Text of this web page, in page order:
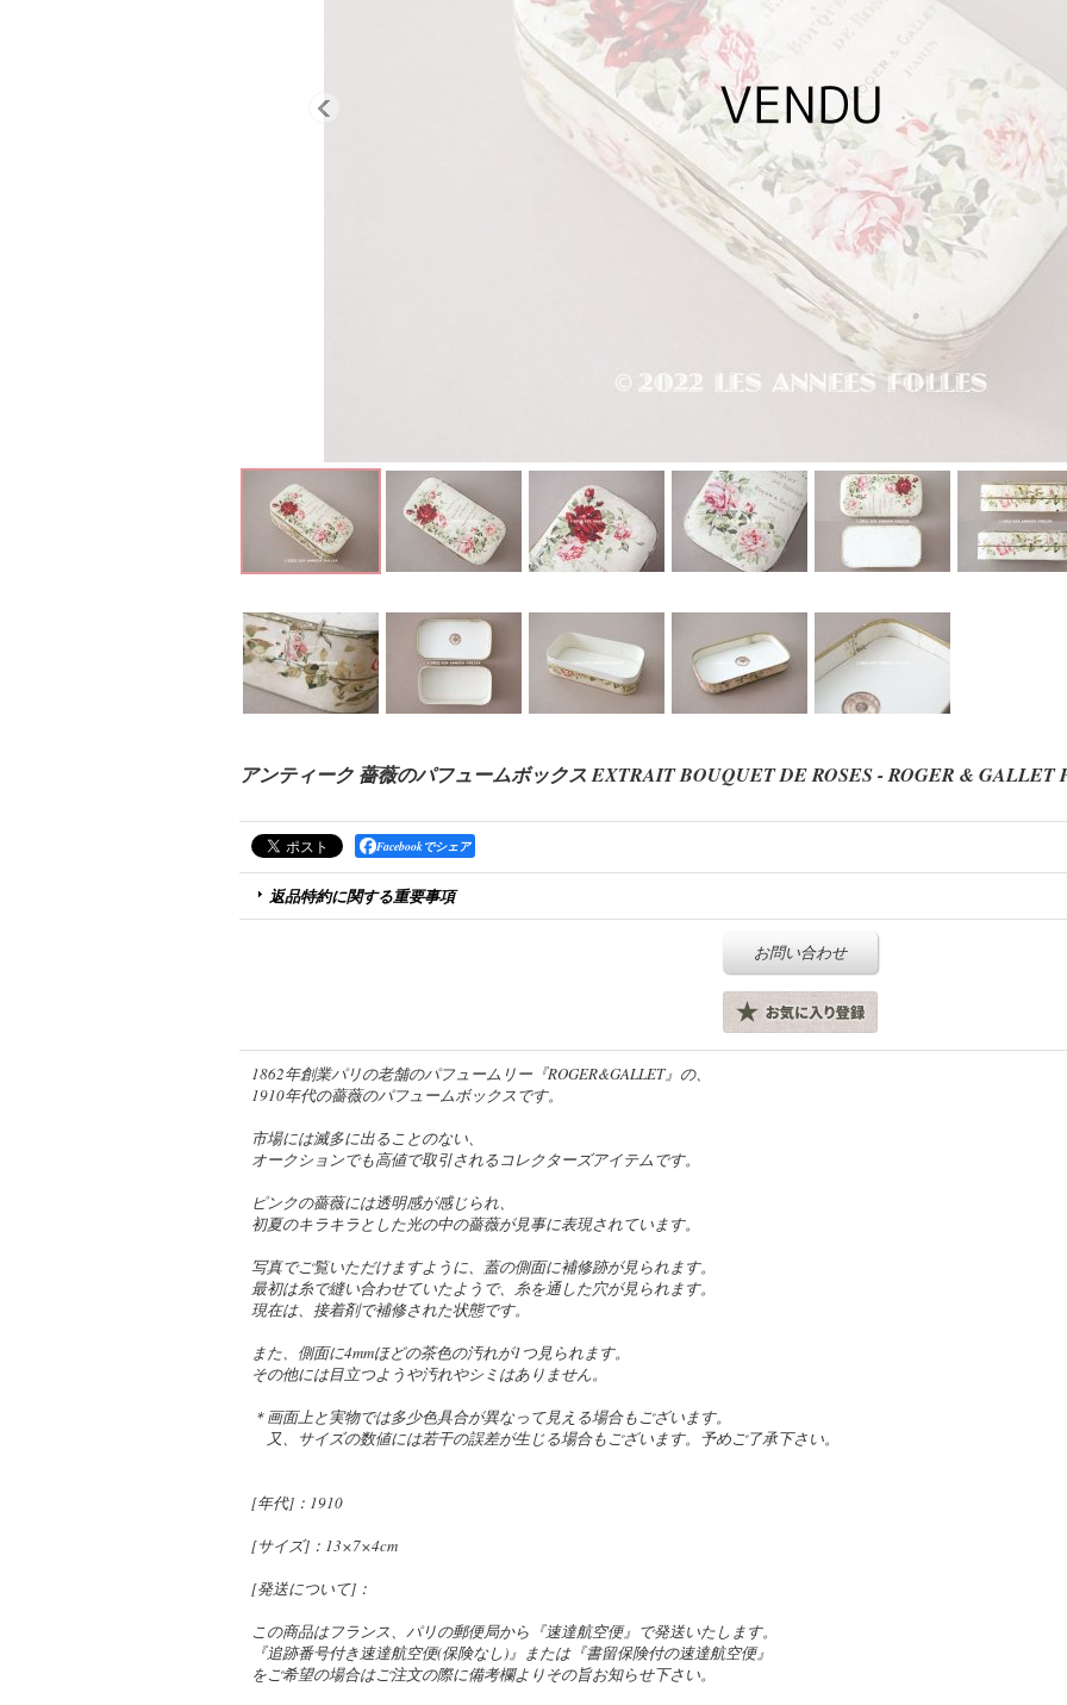
アンティーク 薔薇のパフュームボックス EXTRAIT BOUQUET DE ROSES - ROGER & GALLET
Facebookでシェア
返品特約に関する重要事項
お問い合わせ
1862年創業パリの老舗のパフュームリー『ROGER&GALLET』の、
1910年代の薔薇のパフュームボックスです。
市場には滅多に出ることのない、
オークションでも高値で取引されるコレクターズアイテムです。
ピンクの薔薇には透明感が感じられ、
初夏のキラキラとした光の中の薔薇が見事に表現されています。
写真でご覧いただけますように、蓋の側面に補修跡が見られます。
最初は糸で縫い合わせていたようで、糸を通した穴が見られます。
現在は、接着剤で補修された状態です。
また、側面に4mmほどの茶色の汚れが1つ見られます。
その他には目立つようや汚れやシミはありません。
＊画面上と実物では多少色具合が異なって見える場合もございます。
又、サイズの数値には若干の誤差が生じる場合もございます。予めご了承下さい。
[年代]：1910
[サイズ]：13×7×4cm
[発送について]：
この商品はフランス、パリの郵便局から『速達航空便』で発送いたします。
『追跡番号付き速達航空便(保険なし)』または『書留保険付の速達航空便』
をご希望の場合はご注文の際に備考欄よりその旨お知らせ下さい。